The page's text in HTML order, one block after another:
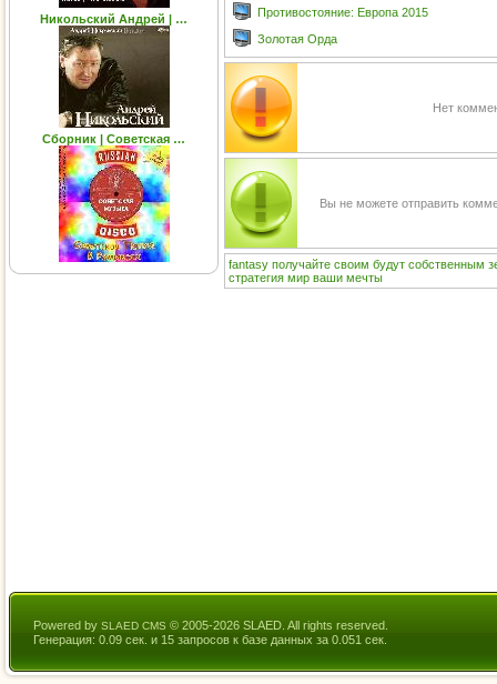
Никольский Андрей | …
Сборник | Советская …
Противостояние: Европа 2015
Золотая Орда
Нет
Вы не можете отправить
fantasy получайте своим будут собственным
стратегия мир ваши мечты
Powered by SLAED CMS © 2005-2026 SLAED. All rights reserved.
Генерация: 0.09 сек. и 15 запросов к базе данных за 0.051 сек.